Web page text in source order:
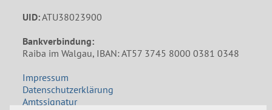
UID:ATU38023900
Bankverbindung:
Raiba im Walgau, IBAN: AT57 3745 8000 0381 0348
Impressum
Datenschutzerklärung
Amtssignatur